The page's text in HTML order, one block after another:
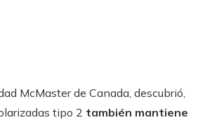
McMaster de Canada, descubrió,
tipo 2 también mantiene